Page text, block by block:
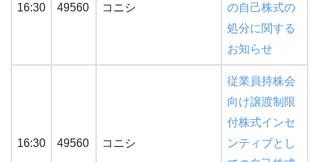
16:30 49560 コニシ
の自己株式の
処分に関する
お知らせ
16:30 49560 コニシ
従業員持株会
向け譲渡制限
付株式インセ
ンティブとし